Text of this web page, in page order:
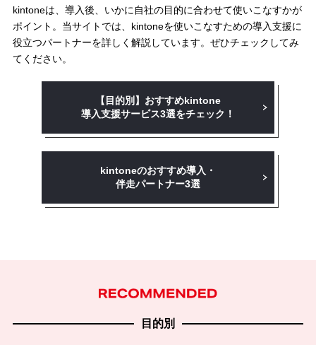
kintoneは、導入後、いかに自社の目的に合わせて使いこなすかが
ポイント。当サイトでは、kintoneを使いこなすための導入支援に
役立つパートナーを詳しく解説しています。ぜひチェックしてみ
てください。
【目的別】おすすめkintone
導入支援サービス3選をチェック！
kintoneのおすすめ導入・
伴走パートナー3選
目的別